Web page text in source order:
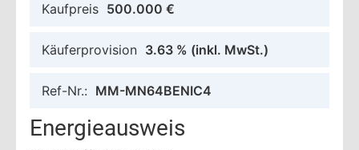
Kaufpreis 500.000 €
Käuferprovision 3.63 % (inkl. MwSt.)
Ref-Nr.: MM-MN64BENIC4
Energieausweis